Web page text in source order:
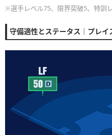
※選手レベル75、限界突破5、特訓
守備適性とステータス｜プレイ